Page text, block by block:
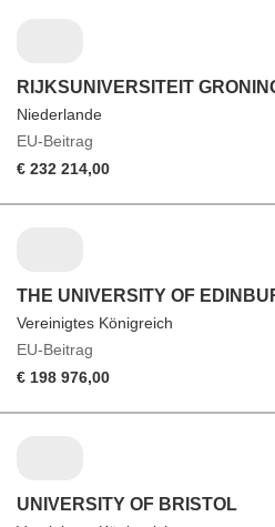
RIJKSUNIVERSITEIT
Niederlande
EU-Beitrag
€ 232 214,00
THE UNIVERSITY OF
Vereinigtes Königreich
EU-Beitrag
€ 198 976,00
UNIVERSITY OF BRISTOL